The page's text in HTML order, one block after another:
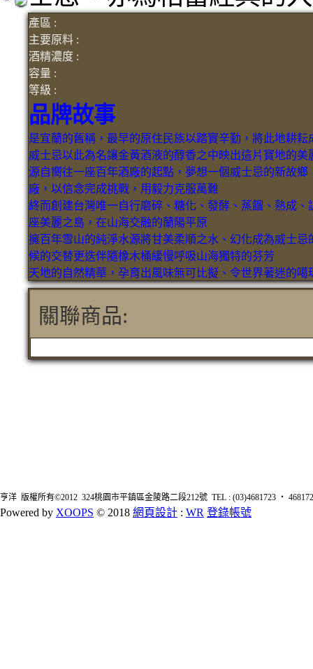
產區 :
主要原料 :
酒精濃度 :
容量 :
等級 :
品牌故事
是宜蘭的舊稱，最早的原住民族以踏實辛勤， 將此地耕耘
威士忌以此為名讓金黃酒液的醇香之中映出這片寶地的美
源自嚮往一座百年酒廠的起點，夢想一個威士忌的新故鄉
廠，以信念完成挑戰，用毅力克服萬難
終而創建台灣唯一自行磨碎、糖化、發酵、蒸餾、熟成、
座美麗之島，在山海交融的蘭陽平原
擁百年雪山的純淨水源將甘美柔順之水、幻化成為威士忌
候的交替更迭伴隨橡木桶緩慢呼吸山海獨特的芬芳
天地的自然精華，孕育出風味無可比擬、令世界著迷的噶
關聯商品:
亨洋 版權所有©2012 324桃園市平鎮區金陵路二段212號 TEL : (03)4681723 ‧
Powered by XOOPS © 2018 網頁設計 : WR 登錄帳號